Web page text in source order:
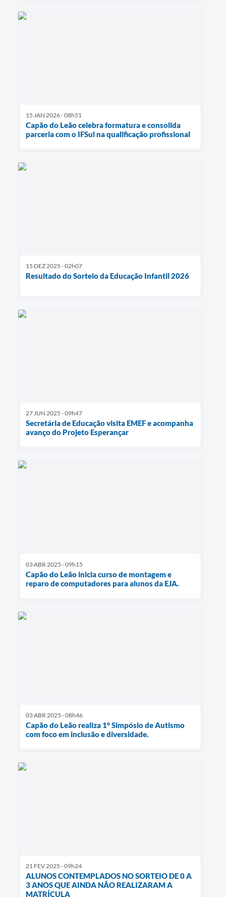
15 JAN 2026 - 08h51
Capão do Leão celebra formatura e consolida
parceria com o IFSul na qualificação profissional
15 DEZ 2025 - 02h07
Resultado do Sorteio da Educação Infantil 2026
27 JUN 2025 - 09h47
Secretária de Educação visita EMEF e acompanha
avanço do Projeto Esperançar
03 ABR 2025 - 09h15
Capão do Leão inicia curso de montagem e
reparo de computadores para alunos da EJA.
03 ABR 2025 - 08h46
Capão do Leão realiza 1° Simpósio de Autismo
com foco em inclusão e diversidade.
21 FEV 2025 - 09h24
ALUNOS CONTEMPLADOS NO SORTEIO DE 0 A
3 ANOS QUE AINDA NÃO REALIZARAM A
MATRÍCULA